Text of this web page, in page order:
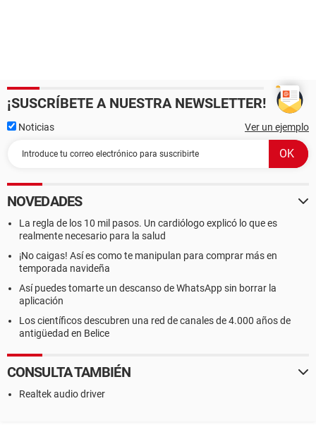
¡SUSCRÍBETE A NUESTRA NEWSLETTER!
Noticias Ver un ejemplo
NOVEDADES
La regla de los 10 mil pasos. Un cardiólogo explicó lo que es
realmente necesario para la salud
¡No caigas! Así es como te manipulan para comprar más en
temporada navideña
Así puedes tomarte un descanso de WhatsApp sin borrar la
aplicación
Los científicos descubren una red de canales de 4.000 años de
antigüedad en Belice
CONSULTA TAMBIÉN
Realtek audio driver